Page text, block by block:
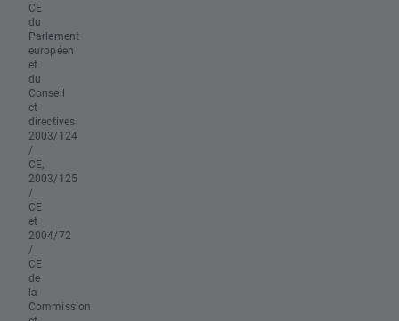
CE
du
Parlement
européen
et
du
Conseil
et
directives
2003/124
/
CE,
2003/125
/
CE
et
2004/72
/
CE
de
la
Commission